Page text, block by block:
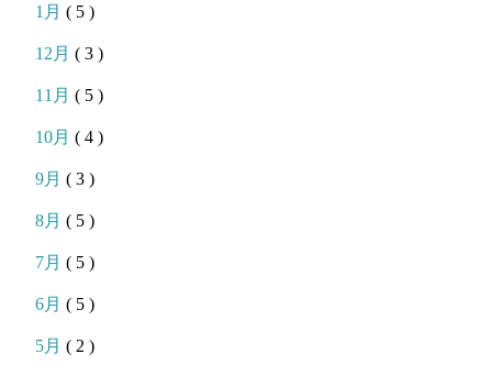
1月( 5 )
12月( 3 )
11月( 5 )
10月( 4 )
9月( 3 )
8月( 5 )
7月( 5 )
6月( 5 )
5月( 2 )